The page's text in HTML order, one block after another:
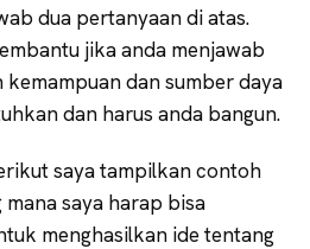
dua pertanyaan di atas.
jika anda menjawab
dan sumber daya
dan harus anda bangun.
saya tampilkan contoh
saya harap bisa
menghasilkan ide tentang